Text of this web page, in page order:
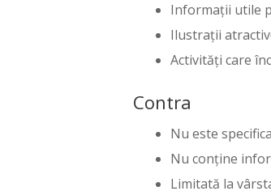
Informații utile
Ilustrații
Activități care
Contra
Nu este
Nu conține
Limitată la